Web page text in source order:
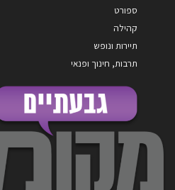
ספורט
קהילה
תיירות ונופש
תרבות, חינוך ופנאי